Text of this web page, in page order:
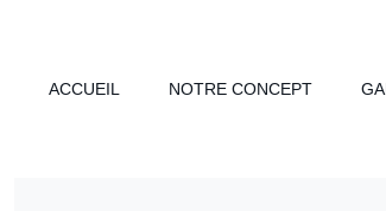
ACCUEIL NOTRE CONCEPT